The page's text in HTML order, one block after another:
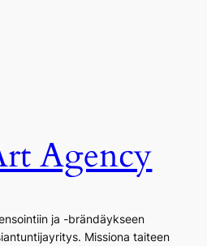
Agency
ja -brändäykseen
Missiona taiteen